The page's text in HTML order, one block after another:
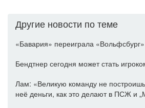
Другие новости по теме
«Бавария» переиграла «Вольфсбург»
Бендтнер сегодня может стать
Лам: «Великую команду не
неё деньги, как это делают в ПСЖ и